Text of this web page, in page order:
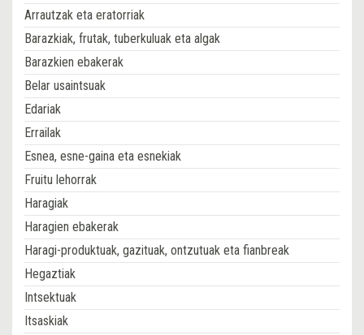
Arrautzak eta eratorriak
Barazkiak, frutak, tuberkuluak eta algak
Barazkien ebakerak
Belar usaintsuak
Edariak
Errailak
Esnea, esne-gaina eta esnekiak
Fruitu lehorrak
Haragiak
Haragien ebakerak
Haragi-produktuak, gazituak, ontzutuak eta fianbreak
Hegaztiak
Intsektuak
Itsaskiak